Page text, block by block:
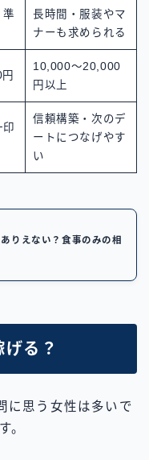
準
長時間・服装やマ
ナーも求められる
10,000〜20,000
円以上
印
信頼構築・次のデ
ートにつなげやす
い
りえない？食事のみの相
る？
に思う女性は多いで
。